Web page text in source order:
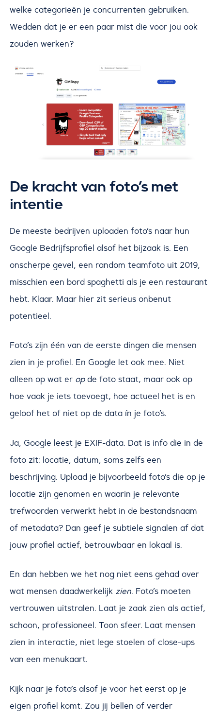
welke categorieën je concurrenten gebruiken.
Wedden dat je er een paar mist die voor jou ook
zouden werken?
De kracht van foto’s met
intentie
De meeste bedrijven uploaden foto’s naar hun
Google Bedrijfsprofiel alsof het bijzaak is. Een
onscherpe gevel, een random teamfoto uit 2019,
misschien een bord spaghetti als je een restaurant
hebt. Klaar. Maar hier zit serieus onbenut
potentieel.
Foto’s zijn één van de eerste dingen die mensen
zien in je profiel. En Google let ook mee. Niet
alleen op wat er opde foto staat, maar ook op
hoe vaak je iets toevoegt, hoe actueel het is en
geloof het of niet op de data ín je foto’s.
Ja, Google leest je EXIF-data. Dat is info die in de
foto zit: locatie, datum, soms zelfs een
beschrijving. Upload je bijvoorbeeld foto’s die op je
locatie zijn genomen en waarin je relevante
trefwoorden verwerkt hebt in de bestandsnaam
of metadata? Dan geef je subtiele signalen af dat
jouw profiel actief, betrouwbaar en lokaal is.
En dan hebben we het nog niet eens gehad over
wat mensen daadwerkelijk zien. Foto’s moeten
vertrouwen uitstralen. Laat je zaak zien als actief,
schoon, professioneel. Toon sfeer. Laat mensen
zien in interactie, niet lege stoelen of close-ups
van een menukaart.
Kijk naar je foto’s alsof je voor het eerst op je
eigen profiel komt. Zou jij bellen of verder